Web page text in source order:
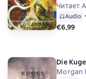
Читает
Audio
€6,99
Die
Morgan